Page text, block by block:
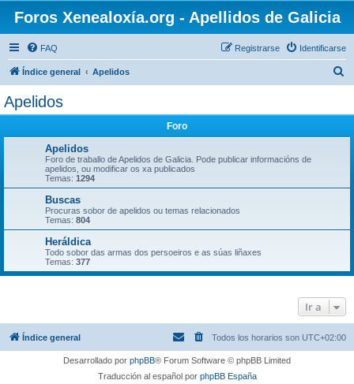
Foros Xenealoxía.org - Apellidos de Galicia
FAQ Identificarse
Registrarse
Índice general Apelidos
Apelidos
Foro
Apelidos
Foro de traballo de Apelidos de Galicia. Pode publicar informacións de
apelidos, ou modificar os xa publicados
Temas: 1294
Buscas
Procuras sobor de apelidos ou temas relacionados
Temas: 804
Heráldica
Todo sobor das armas dos persoeiros e as súas liñaxes
Temas: 377
Ir a
Índice general Todos los horarios son UTC+02:00
Desarrollado por phpBB® Forum Software © phpBB Limited
Traducción al español por phpBB España